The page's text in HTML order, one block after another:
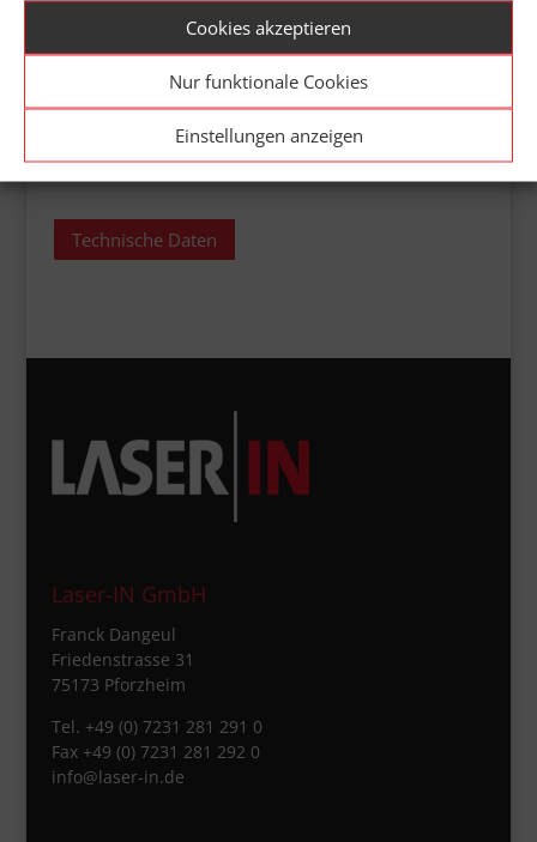
Cookies akzeptieren
Nur funktionale Cookies
Einstellungen anzeigen
Impulsdauer:
0,5 - 20/25ms
Pulsfrequenz:
1 - 20/40Hz
Feinschweißoption -
2,00mm
Technische Daten
Laser-IN GmbH
Franck Dangeul
Friedenstrasse 31
75173 Pforzheim
Tel. +49 (0) 7231 281 291 0
Fax +49 (0) 7231 281 292 0
info@laser-in.de